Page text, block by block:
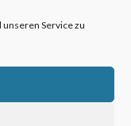
Service zu